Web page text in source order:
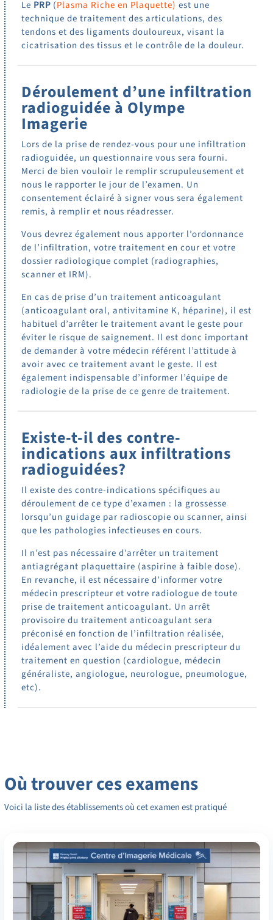
Le PRP(Plasma Riche en Plaquette) est une
technique de traitement des articulations, des
tendons et des ligaments douloureux, visant la
cicatrisation des tissus et le contrôle de la douleur.
Déroulement d’une infiltration
radioguidée à Olympe
Imagerie
Lors de la prise de rendez-vous pour une infiltration
radioguidée, un questionnaire vous sera fourni.
Merci de bien vouloir le remplir scrupuleusement et
nous le rapporter le jour de l’examen. Un
consentement éclairé à signer vous sera également
remis, à remplir et nous réadresser.
Vous devrez également nous apporter l’ordonnance
de l’infiltration, votre traitement en cour et votre
dossier radiologique complet (radiographies,
scanner et IRM).
En cas de prise d’un traitement anticoagulant
(anticoagulant oral, antivitamine K, héparine), il est
habituel d’arrêter le traitement avant le geste pour
éviter le risque de saignement. Il est donc important
de demander à votre médecin référent l’attitude à
avoir avec ce traitement avant le geste. Il est
également indispensable d’informer l’équipe de
radiologie de la prise de ce genre de traitement.
Existe-t-il des contre-
indications aux infiltrations
radioguidées?
Il existe des contre-indications spécifiques au
déroulement de ce type d’examen : la grossesse
lorsqu’un guidage par radioscopie ou scanner, ainsi
que les pathologies infectieuses en cours.
Il n’est pas nécessaire d’arrêter un traitement
antiagrégant plaquettaire (aspirine à faible dose).
En revanche, il est nécessaire d’informer votre
médecin prescripteur et votre radiologue de toute
prise de traitement anticoagulant. Un arrêt
provisoire du traitement anticoagulant sera
préconisé en fonction de l’infiltration réalisée,
idéalement avec l’aide du médecin prescripteur du
traitement en question (cardiologue, médecin
généraliste, angiologue, neurologue, pneumologue,
etc).
Où trouver ces examens
Voici la liste des établissements où cet examen est pratiqué